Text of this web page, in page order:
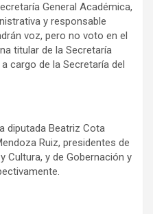
General Académica,
y responsable
voz, pero no voto en el
titular de la Secretaría
cargo de la Secretaría del
diputada Beatriz Cota
Ruiz, presidentes de
Cultura, y de Gobernación y